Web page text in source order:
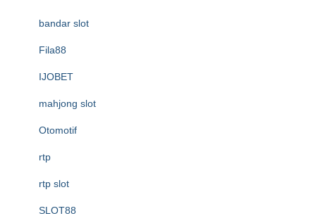
bandar slot
Fila88
IJOBET
mahjong slot
Otomotif
rtp
rtp slot
SLOT88